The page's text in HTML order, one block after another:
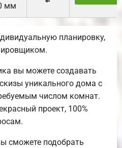
мм
планировку,
вы можете создавать
уникального дома с
числом комнат.
проект, 100%
сможете подобрать